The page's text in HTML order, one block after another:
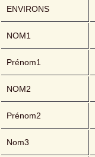
ENVIRONS
NOM1
Prénom1
NOM2
Prénom2
Nom3